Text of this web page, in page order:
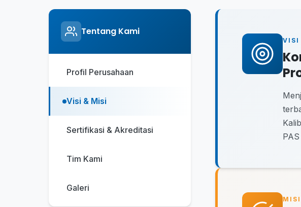
Tentang Kami
Profil Perusahaan
Visi & Misi
Sertifikasi & Akreditasi
Tim Kami
Galeri
VISI
MISI